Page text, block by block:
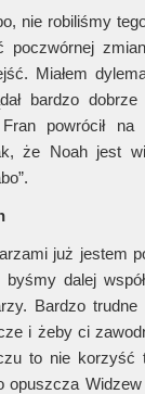
nie robiliśmy
poczwórnej
Miałem
bardzo
Fran powrócił
że Noah jest
już jestem
dalej
Bardzo
i żeby ci
to nie
opuszcza